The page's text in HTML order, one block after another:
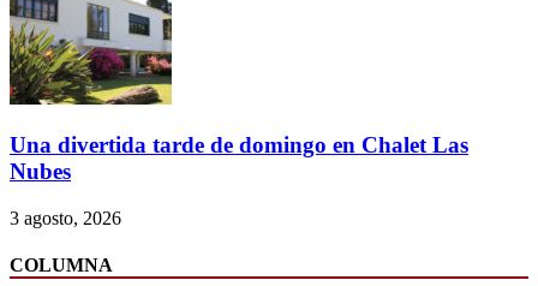
Una divertida tarde de domingo en Chalet Las
Nubes
3 agosto, 2026
COLUMNA